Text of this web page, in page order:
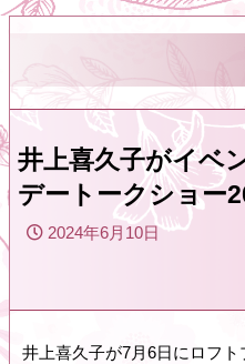
井上喜久子がイベ
デートークショー
2024年6月10日
井上喜久子が7月6日にロフ